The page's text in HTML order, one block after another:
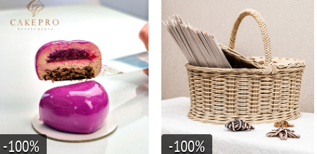
-100% -100%